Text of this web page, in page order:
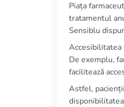
Piața
tratamentul
Sensiblu
Accesibilitatea
De exemplu,
facilitează
Astfel,